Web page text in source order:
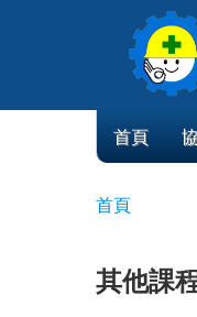
首頁
您在這裡
首頁
其他課